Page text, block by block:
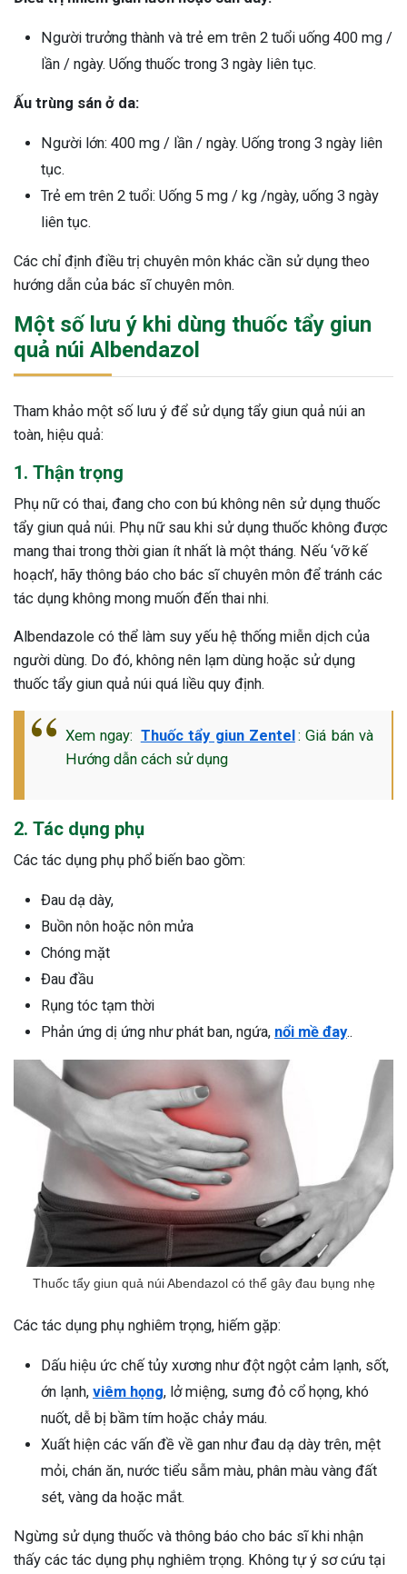
Người trưởng thành và trẻ em trên 2 tuổi uống 400 mg /
lần / ngày. Uống thuốc trong 3 ngày liên tục.
Ấu trùng sán ở da:
Người lớn: 400 mg / lần / ngày. Uống trong 3 ngày liên
tục.
Trẻ em trên 2 tuổi: Uống 5 mg / kg /ngày, uống 3 ngày
liên tục.
Các chỉ định điều trị chuyên môn khác cần sử dụng theo
hướng dẫn của bác sĩ chuyên môn.
Một số lưu ý khi dùng thuốc tẩy giun
quả núi Albendazol
Tham khảo một số lưu ý để sử dụng tẩy giun quả núi an
toàn, hiệu quả:
1. Thận trọng
Phụ nữ có thai, đang cho con bú không nên sử dụng thuốc
tẩy giun quả núi. Phụ nữ sau khi sử dụng thuốc không được
mang thai trong thời gian ít nhất là một tháng. Nếu ‘vỡ kế
hoạch’, hãy thông báo cho bác sĩ chuyên môn để tránh các
tác dụng không mong muốn đến thai nhi.
Albendazole có thể làm suy yếu hệ thống miễn dịch của
người dùng. Do đó, không nên lạm dùng hoặc sử dụng
thuốc tẩy giun quả núi quá liều quy định.
Xem ngay: Thuốc tẩy giun Zentel: Giá bán và
Hướng dẫn cách sử dụng
2. Tác dụng phụ
Các tác dụng phụ phổ biến bao gồm:
Đau dạ dày,
Buồn nôn hoặc nôn mửa
Chóng mặt
Đau đầu
Rụng tóc tạm thời
Phản ứng dị ứng như phát ban, ngứa, nổi mề đay..
Thuốc tẩy giun quả núi Abendazol có thể gây đau bụng nhẹ
Các tác dụng phụ nghiêm trọng, hiếm gặp:
Dấu hiệu ức chế tủy xương như đột ngột cảm lạnh, sốt,
ớn lạnh, viêm họng, lở miệng, sưng đỏ cổ họng, khó
nuốt, dễ bị bầm tím hoặc chảy máu.
Xuất hiện các vấn đề về gan như đau dạ dày trên, mệt
mỏi, chán ăn, nước tiểu sẫm màu, phân màu vàng đất
sét, vàng da hoặc mắt.
Ngừng sử dụng thuốc và thông báo cho bác sĩ khi nhận
thấy các tác dụng phụ nghiêm trọng. Không tự ý sơ cứu tại